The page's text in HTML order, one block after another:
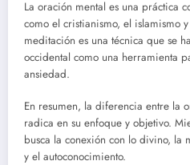
La oración mental es una práctica
como el cristianismo, el islamismo
meditación es una técnica que se
occidental como una herramienta
ansiedad.
En resumen, la diferencia entre la
radica en su enfoque y objetivo.
busca la conexión con lo divino, la
y el autoconocimiento.